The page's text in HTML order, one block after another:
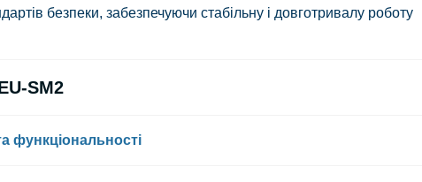
безпеки, забезпечуючи стабільну і довготривалу роботу
SM2
функціональності